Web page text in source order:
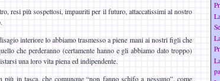
resi più sospettosi, impauriti per il futuro, attaccatissimi al nostro
interiore lo abbiamo trasmesso a piene mani ai nostri figli che
che perderanno (certamente hanno e gli abbiamo dato troppo)
una loro vita piena ed indipendente.
in tasca, che comunque “non fanno schifo a nessuno”, come